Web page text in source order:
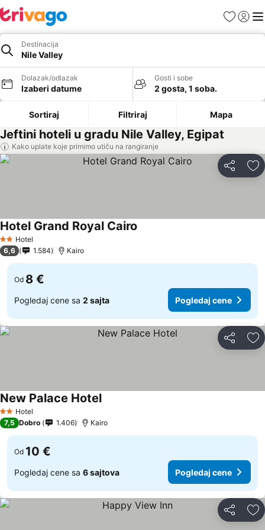
FavoritiPrijavi
Destinacija
Nile Valley
Dolazak/odlazak
Izaberi datume
Gosti i sobe
2 gosta, 1 soba.
Sortiraj Filtriraj Mapa
Jeftini hoteli u gradu Nile Valley, Egipat
Kako uplate koje primimo utiču na rangiranje
Deli
2 Zvezdice
Hotel
Hotel Grand Royal Cairo
6,6 1.584 Kairo
Od 8 €
Pogledaj cene sa 2 sajta Pogledaj cene
Deli
2 Zvezdice
Hotel
New Palace HotelPogledaj cene
7,5 Dobro 1.406 Kairo
Od 10 €
Pogledaj cene sa 6 sajtova Pogledaj cene
Deli